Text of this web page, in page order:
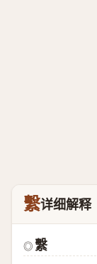
繫详细解释
◎ 繫